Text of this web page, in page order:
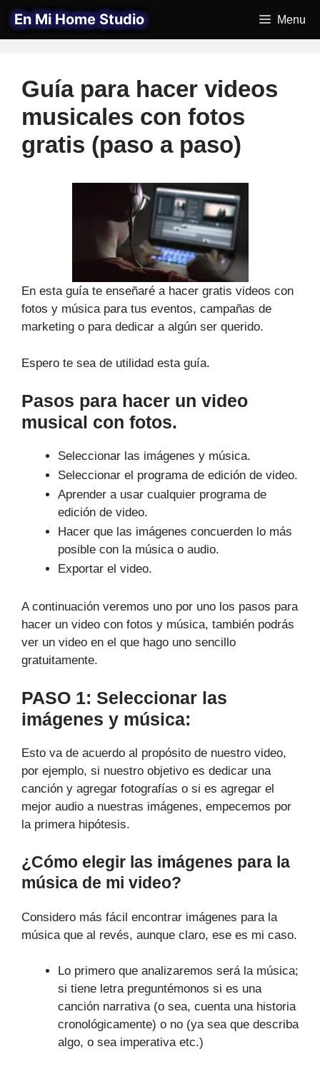
Saltar
contenido
En Mi Home Studio Menu
Guía para hacer videos
musicales con fotos
gratis (paso a paso)
En esta guía te enseñaré a hacer gratis videos con
fotos y música para tus eventos, campañas de
marketing o para dedicar a algún ser querido.
Espero te sea de utilidad esta guía.
Pasos para hacer un video
musical con fotos.
Seleccionar las imágenes y música.
Seleccionar el programa de edición de video.
Aprender a usar cualquier programa de
edición de video.
Hacer que las imágenes concuerden lo más
posible con la música o audio.
Exportar el video.
A continuación veremos uno por uno los pasos para
hacer un video con fotos y música, también podrás
ver un video en el que hago uno sencillo
gratuitamente.
PASO 1: Seleccionar las
imágenes y música:
Esto va de acuerdo al propósito de nuestro video,
por ejemplo, si nuestro objetivo es dedicar una
canción y agregar fotografías o si es agregar el
mejor audio a nuestras imágenes, empecemos por
la primera hipótesis.
¿Cómo elegir las imágenes para la
música de mi video?
Considero más fácil encontrar imágenes para la
música que al revés, aunque claro, ese es mi caso.
Lo primero que analizaremos será la música;
si tiene letra preguntémonos si es una
canción narrativa (o sea, cuenta una historia
cronológicamente) o no (ya sea que describa
algo, o sea imperativa etc.)